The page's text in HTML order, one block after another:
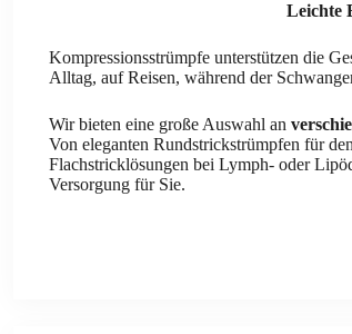
Leichte
Kompressionsstrümpfe unterstützen die
Alltag, auf Reisen, während der
Wir bieten eine große Auswahl an
Von eleganten Rundstrickstrümpfen für
Flachstricklösungen bei Lymph- oder
Versorgung für Sie.